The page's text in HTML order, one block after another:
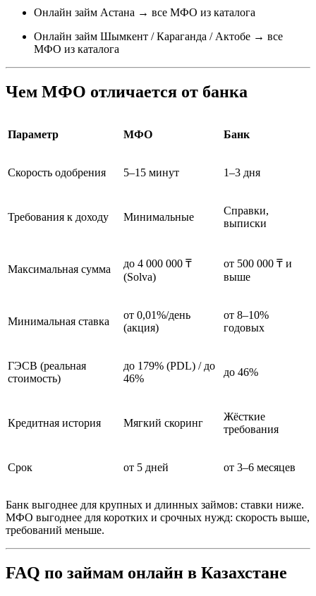
Онлайн займ Астана → все МФО из каталога
Онлайн займ Шымкент / Караганда / Актобе → все
МФО из каталога
Чем МФО отличается от банка
Параметр МФО Банк
Скорость одобрения 5–15 минут 1–3 дня
Требования к доходу Минимальные
Справки,
выписки
Максимальная сумма
до 4 000 000 ₸
(Solva)
от 500 000 ₸ и
выше
Минимальная ставка
от 0,01%/день
(акция)
от 8–10%
годовых
ГЭСВ (реальная
стоимость)
до 179% (PDL) / до
46%
до 46%
Кредитная история Мягкий скоринг
Жёсткие
требования
Срок от 5 дней от 3–6 месяцев
Банк выгоднее для крупных и длинных займов: ставки ниже.
МФО выгоднее для коротких и срочных нужд: скорость выше,
требований меньше.​
FAQ по займам онлайн в Казахстане